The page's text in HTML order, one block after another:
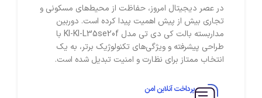
در عصر دیجیتال امروز، حفاظت از محیط‌های مسکونی و
تجاری بیش از پیش اهمیت پیدا کرده است. دوربین
مداربسته بالت کی دی تی مدل KI-KI-L35se20f با
طراحی پیشرفته و ویژگی‌های تکنولوژیک برتر، به یک
انتخاب ممتاز برای نظارت و امنیت تبدیل شده است.
پرداخت آنلاین امن